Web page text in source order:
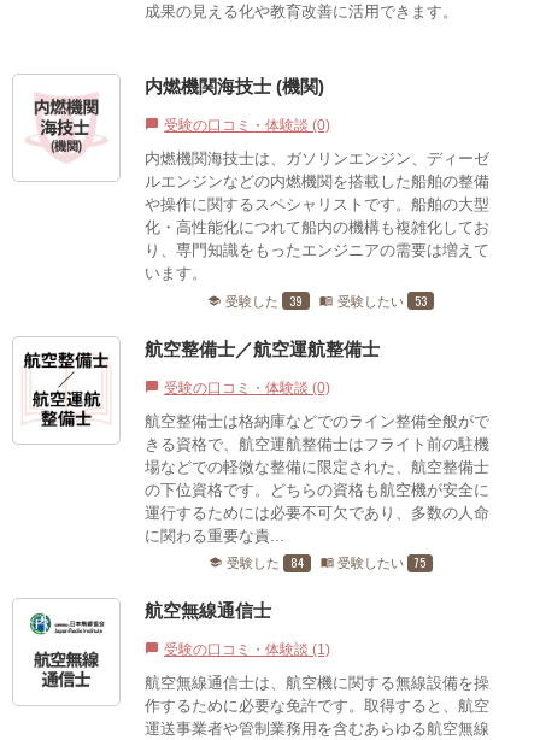
成果の見える化や教育改善に活用できます。
内燃機関海技士 (機関)
chat_bubble 受験の口コミ・体験談 (0)
内燃機関海技士は、ガソリンエンジン、ディーゼ
ルエンジンなどの内燃機関を搭載した船舶の整備
や操作に関するスペシャリストです。船舶の大型
化・高性能化につれて船内の機構も複雑化してお
り、専門知識をもったエンジニアの需要は増えて
います。
school 受験した 39 menu_book 受験したい 53
航空整備士／航空運航整備士
chat_bubble 受験の口コミ・体験談 (0)
航空整備士は格納庫などでのライン整備全般がで
きる資格で、航空運航整備士はフライト前の駐機
場などでの軽微な整備に限定された、航空整備士
の下位資格です。どちらの資格も航空機が安全に
運行するためには必要不可欠であり、多数の人命
に関わる重要な責...
school 受験した 84 menu_book 受験したい 75
航空無線通信士
chat_bubble 受験の口コミ・体験談 (1)
航空無線通信士は、航空機に関する無線設備を操
作するために必要な免許です。取得すると、航空
運送事業者や管制業務用を含むあらゆる航空無線